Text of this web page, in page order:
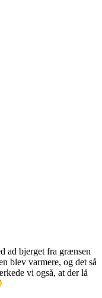
ad bjerget fra grænsen
blev varmere, og det så
vi også, at der lå